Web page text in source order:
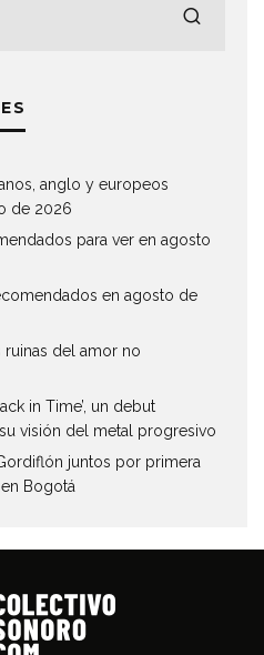
anglo y europeos
de 2026
para ver en agosto
en agosto de
ruinas del amor no
in Time’, un debut
visión del metal progresivo
juntos por primera
Bogotá